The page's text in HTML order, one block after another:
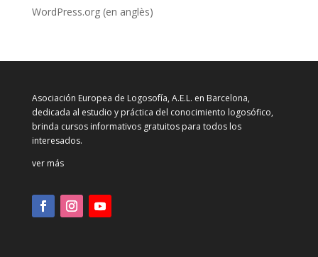
WordPress.org (en anglès)
Asociación Europea de Logosofía, A.E.L. en Barcelona,
dedicada al estudio y práctica del conocimiento logosófico,
brinda cursos informativos gratuitos para todos los
interesados.
ver más